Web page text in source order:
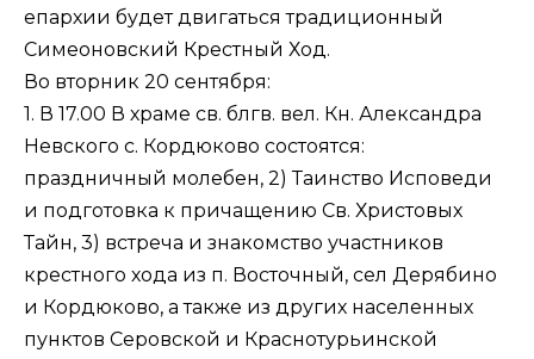
епархии будет двигаться традиционный
Симеоновский Крестный Ход.
Во вторник 20 сентября:
1. В 17.00 В храме св. блгв. вел. Кн. Александра
Невского с. Кордюково состоятся:
праздничный молебен, 2) Таинство Исповеди
и подготовка к причащению Св. Христовых
Тайн, 3) встреча и знакомство участников
крестного хода из п. Восточный, сел Дерябино
и Кордюково, а также из других населенных
пунктов Серовской и Краснотурьинской